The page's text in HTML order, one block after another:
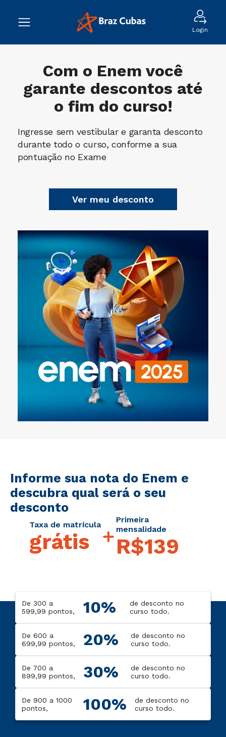
Login
Com o Enem você
garante descontos até
o fim do curso!
Ingresse sem vestibular e garanta desconto
durante todo o curso, conforme a sua
pontuação no Exame
Ver meu desconto
Informe sua nota do Enem e
descubra qual será o seu
desconto
Taxa de matrícula
grátis
Primeira
mensalidade
R$139
De 300 a
599,99 pontos,
10%
de desconto no
curso todo.
De 600 a
699,99 pontos,
20%
de desconto no
curso todo.
De 700 a
899,99 pontos,
30%
de desconto no
curso todo.
De 900 a 1000
pontos,
100%
de desconto no
curso todo.